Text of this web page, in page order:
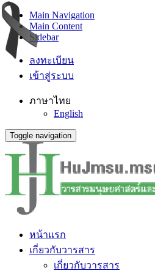
Main Navigation
Main Content
Sidebar
ลงทะเบียน
เข้าสู่ระบบ
ภาษาไทย
English
Toggle navigation
หน้าแรก
เกี่ยวกับวารสาร
เกี่ยวกับวารสาร